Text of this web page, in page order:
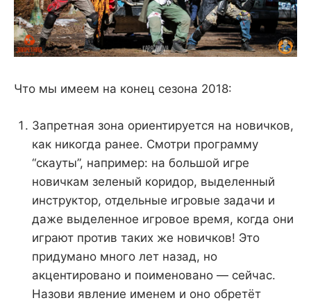
Что мы имеем на конец сезона 2018:
Запретная зона ориентируется на новичков,
как никогда ранее. Смотри программу
“скауты”, например: на большой игре
новичкам зеленый коридор, выделенный
инструктор, отдельные игровые задачи и
даже выделенное игровое время, когда они
играют против таких же новичков! Это
придумано много лет назад, но
акцентировано и поименовано — сейчас.
Назови явление именем и оно обретёт